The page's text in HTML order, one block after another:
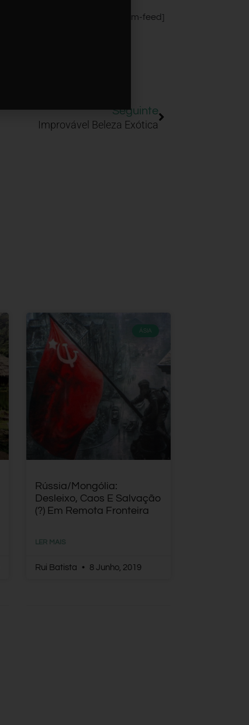
[instagram-feed]
Seguinte
Improvável Beleza Exótica
ÁSIA
Rússia/Mongólia:
Desleixo, Caos E Salvação
(?) Em Remota Fronteira
LER MAIS
Rui Batista 8 Junho, 2019